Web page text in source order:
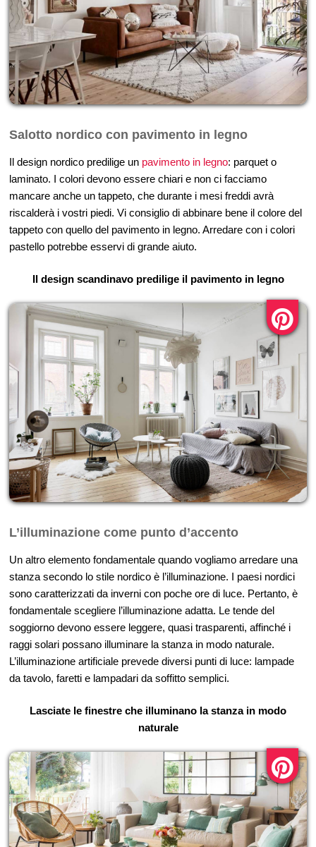
Salotto nordico con pavimento in legno
Il design nordico predilige un pavimento in legno: parquet o
laminato. I colori devono essere chiari e non ci facciamo
mancare anche un tappeto, che durante i mesi freddi avrà
riscalderà i vostri piedi. Vi consiglio di abbinare bene il colore del
tappeto con quello del pavimento in legno. Arredare con i colori
pastello potrebbe esservi di grande aiuto.
Il design scandinavo predilige il pavimento in legno
L’illuminazione come punto d’accento
Un altro elemento fondamentale quando vogliamo arredare una
stanza secondo lo stile nordico è l’illuminazione. I paesi nordici
sono caratterizzati da inverni con poche ore di luce. Pertanto, è
fondamentale scegliere l’illuminazione adatta. Le tende del
soggiorno devono essere leggere, quasi trasparenti, affinché i
raggi solari possano illuminare la stanza in modo naturale.
L’illuminazione artificiale prevede diversi punti di luce: lampade
da tavolo, faretti e lampadari da soffitto semplici.
Lasciate le finestre che illuminano la stanza in modo
naturale